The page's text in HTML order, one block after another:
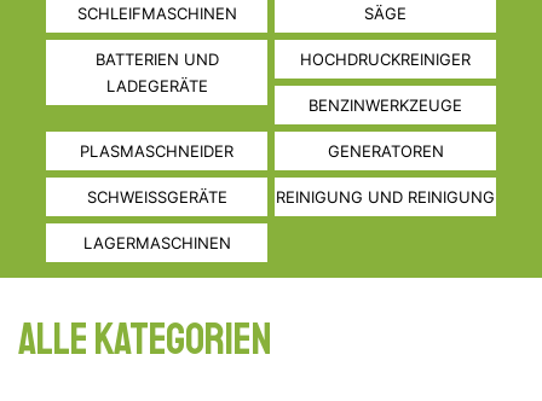
SCHLEIFMASCHINEN SÄGE
BATTERIEN UND
LADEGERÄTE
HOCHDRUCKREINIGER
BENZINWERKZEUGE
PLASMASCHNEIDER GENERATOREN
SCHWEISSGERÄTE REINIGUNG UND REINIGUNG
LAGERMASCHINEN
Alle Kategorien